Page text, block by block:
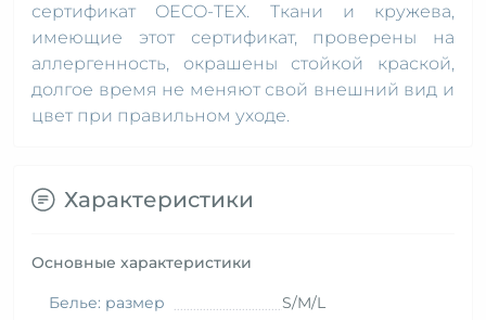
сертификат OECO-TEX. Ткани и кружева,
имеющие этот сертификат, проверены на
аллергенность, окрашены стойкой краской,
долгое время не меняют свой внешний вид и
цвет при правильном уходе.
Характеристики
Основные характеристики
Белье: размер S/M/L